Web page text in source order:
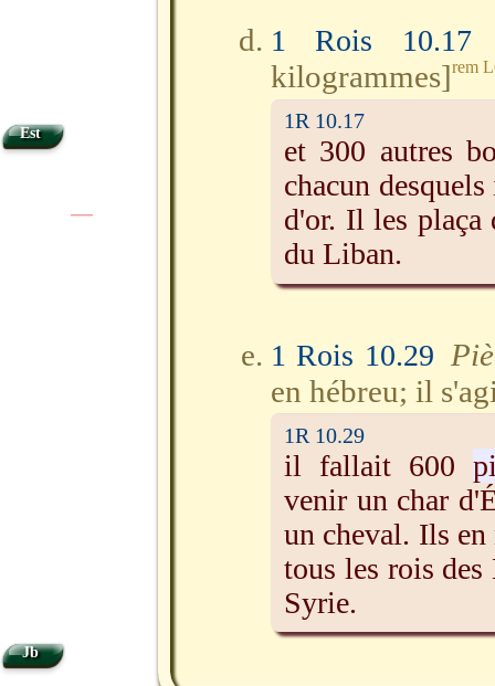
1 Rois 10.17
kilogrammes]rem
1R 10.17
et 300 autres
chacun
d'or. Il les plaça
du Liban.
1 Rois 10.29
en hébreu; il
1R 10.29
il fallait 600
venir un char
un cheval. Ils en
tous les rois
Syrie.
Est
Jb
|
|